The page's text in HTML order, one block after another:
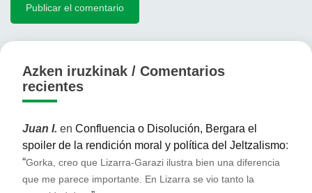
Azken iruzkinak / Comentarios
recientes
Juan I. en Confluencia o Disolución, Bergara el
spoiler de la rendición moral y política del Jeltzalismo:
“Gorka, creo que Lizarra-Garazi ilustra bien una diferencia
que me parece importante. En Lizarra se vio tanto la